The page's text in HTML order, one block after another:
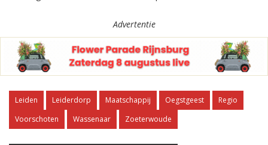
Advertentie
Leiden Leiderdorp Maatschappij Oegstgeest
Regio
Voorschoten
Wassenaar Zoeterwoude